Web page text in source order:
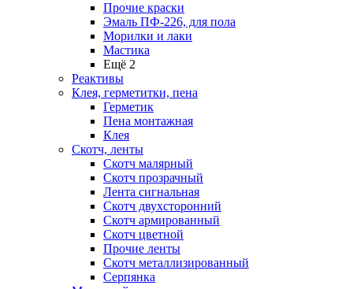
Прочие краски
Эмаль ПФ-226, для пола
Морилки и лаки
Мастика
Ещё 2
Реактивы
Клея, герметитки, пена
Герметик
Пена монтажная
Клея
Скотч, ленты
Скотч малярный
Скотч прозрачный
Лента сигнальная
Скотч двухсторонний
Скотч армированный
Скотч цветной
Прочие ленты
Скотч металлизированный
Серпянка